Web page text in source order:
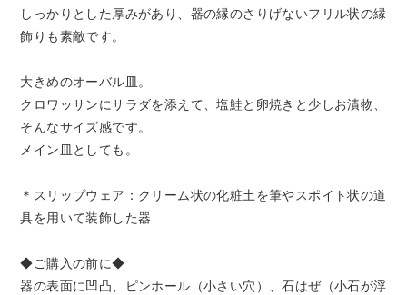
しっかりとした厚みがあり、器の縁のさりげないフリル状の縁
飾りも素敵です。
大きめのオーバル皿。
クロワッサンにサラダを添えて、塩鮭と卵焼きと少しお漬物、
そんなサイズ感です。
メイン皿としても。
＊スリップウェア：クリーム状の化粧土を筆やスポイト状の道
具を用いて装飾した器
◆ご購入の前に◆
器の表面に凹凸、ピンホール（小さい穴）、石はぜ（小石が浮